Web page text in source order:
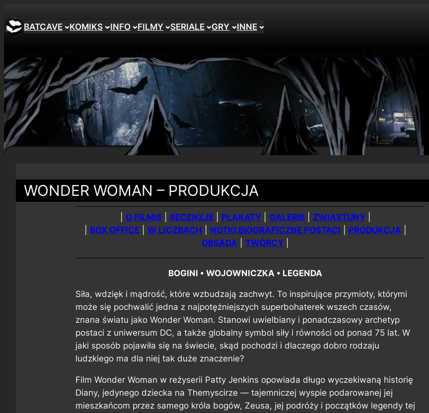
BATCAVE KOMIKS INFO FILMY SERIALE GRY INNE
WONDER WOMAN – PRODUKCJA
O FILMIE| RECENZJE| PLAKATY| GALERIE| ZWIASTUNY|
BOX OFFICE| W LICZBACH NOTKI BIOGRAFICZNE POSTACI PRODUKCJA
OBSADA
TWÓRCY
BOGINI • WOJOWNICZKA • LEGENDA
Siła, wdzięk i mądrość, które wzbudzają zachwyt. To inspirujące przymioty, którymi
może się pochwalić jedna z najpotężniejszych superbohaterek wszech czasów,
znana światu jako Wonder Woman. Stanowi uwielbiany i ponadczasowy archetyp
postaci z uniwersum DC, a także globalny symbol siły i równości od ponad 75 lat. W
jaki sposób pojawiła się na świecie, skąd pochodzi i dlaczego dobro rodzaju
ludzkiego ma dla niej tak duże znaczenie?
Film Wonder Woman w reżyserii Patty Jenkins opowiada długo wyczekiwaną historię
Diany, jedynego dziecka na Themyscirze — tajemniczej wyspie podarowanej jej
mieszkańcom przez samego króla bogów, Zeusa, jej podróży i początków legendy tej